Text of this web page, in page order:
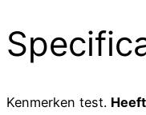
Kenmerken test.